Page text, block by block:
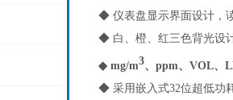
◆ 仪表盘显示界面设计，
◆ 白、橙、红三色背光设
◆ mg/m3、ppm、VOL、
◆ 采用嵌入式32位超低功